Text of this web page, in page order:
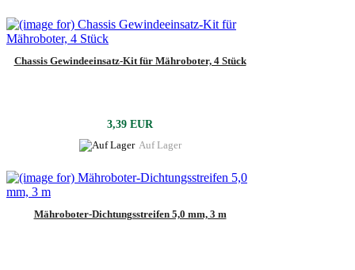
Chassis Gewindeeinsatz-Kit für Mähroboter, 4 Stück
3,39 EUR
Auf Lager
Mähroboter-Dichtungsstreifen 5,0 mm, 3 m